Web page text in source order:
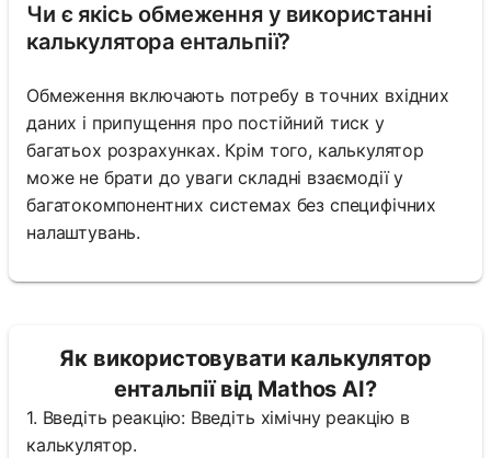
Чи є якісь обмеження у використанні
калькулятора ентальпії?
Обмеження включають потребу в точних вхідних
даних і припущення про постійний тиск у
багатьох розрахунках. Крім того, калькулятор
може не брати до уваги складні взаємодії у
багатокомпонентних системах без специфічних
налаштувань.
Як використовувати калькулятор
ентальпії від Mathos AI?
1. Введіть реакцію: Введіть хімічну реакцію в
калькулятор.